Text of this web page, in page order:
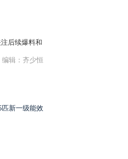
后续爆料和
编辑：齐少恒
新一级能效